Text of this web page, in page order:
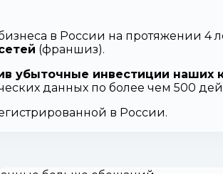
в России на протяжении 4
(франшиз).
убыточные инвестиции наших
данных по более чем 500
в России.